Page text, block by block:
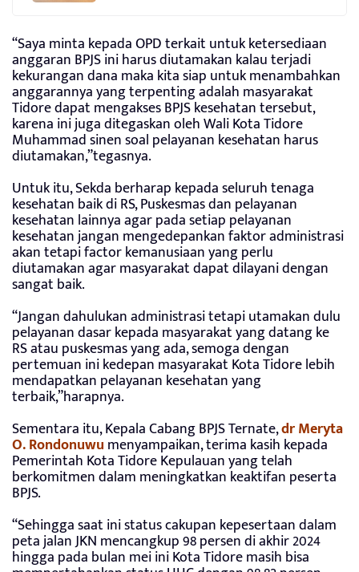
“Saya minta kepada OPD terkait untuk ketersediaan
anggaran BPJS ini harus diutamakan kalau terjadi
kekurangan dana maka kita siap untuk menambahkan
anggarannya yang terpenting adalah masyarakat
Tidore dapat mengakses BPJS kesehatan tersebut,
karena ini juga ditegaskan oleh Wali Kota Tidore
Muhammad sinen soal pelayanan kesehatan harus
diutamakan,”tegasnya.
Untuk itu, Sekda berharap kepada seluruh tenaga
kesehatan baik di RS, Puskesmas dan pelayanan
kesehatan lainnya agar pada setiap pelayanan
kesehatan jangan mengedepankan faktor administrasi
akan tetapi factor kemanusiaan yang perlu
diutamakan agar masyarakat dapat dilayani dengan
sangat baik.
“Jangan dahulukan administrasi tetapi utamakan dulu
pelayanan dasar kepada masyarakat yang datang ke
RS atau puskesmas yang ada, semoga dengan
pertemuan ini kedepan masyarakat Kota Tidore lebih
mendapatkan pelayanan kesehatan yang
terbaik,”harapnya.
Sementara itu, Kepala Cabang BPJS Ternate,dr Meryta
O. Rondonuwu menyampaikan, terima kasih kepada
Pemerintah Kota Tidore Kepulauan yang telah
berkomitmen dalam meningkatkan keaktifan peserta
BPJS.
“Sehingga saat ini status cakupan kepesertaan dalam
peta jalan JKN mencangkup 98 persen di akhir 2024
hingga pada bulan mei ini Kota Tidore masih bisa